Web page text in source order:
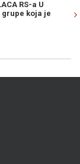
Bosne i
„Oluja“ nazvala